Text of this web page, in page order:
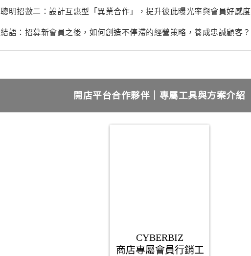
聰明招數二：設計互惠型「異業合作」，提升彼此曝光率與會員好感度
結語：招募新會員之後，如何創造不停滯的經營策略，養成忠誠顧客？
開店平台合作夥伴｜專屬工具與方案介紹
CYBERBIZ
商店專屬會員行銷工